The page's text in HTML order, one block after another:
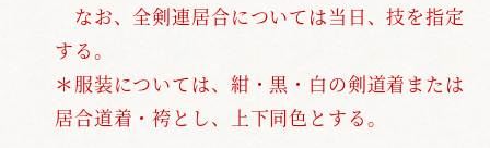
なお、全剣連居合については当日、技を指定
する。
＊服装については、紺・黒・白の剣道着または
居合道着・袴とし、上下同色とする。